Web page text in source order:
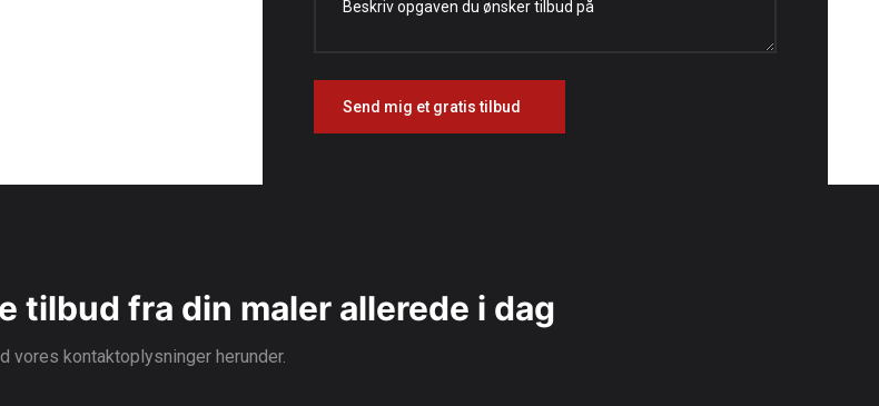
tilbud fra din maler allerede i dag
vores kontaktoplysninger herunder.